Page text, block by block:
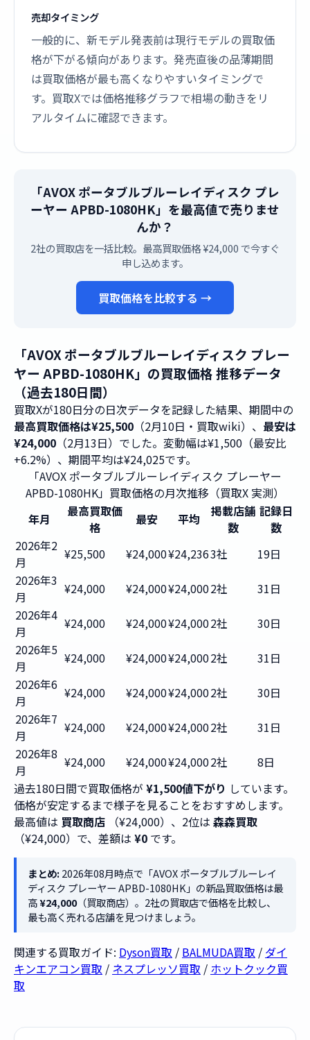
売却タイミング
一般的に、新モデル発表前は現行モデルの買取価
格が下がる傾向があります。発売直後の品薄期間
は買取価格が最も高くなりやすいタイミングで
す。買取Xでは価格推移グラフで相場の動きをリ
アルタイムに確認できます。
「AVOX ポータブルブルーレイディスク プレ
ーヤー APBD-1080HK」を最高値で売りませ
んか？
2社の買取店を一括比較。最高買取価格 ¥24,000 で今すぐ
申し込めます。
買取価格を比較する →
「AVOX ポータブルブルーレイディスク プレー
ヤー APBD-1080HK」の買取価格 推移データ
（過去180日間）
買取Xが180日分の日次データを記録した結果、期間中の
最高買取価格は¥25,500 （2月10日・買取wiki）、 最安は
¥24,000 （2月13日）でした。変動幅は¥1,500（最安比
+6.2%）、期間平均は¥24,025です。
「AVOX ポータブルブルーレイディスク プレーヤー
APBD-1080HK」買取価格の月次推移（買取X 実測）
年月
最高買取価
格
最安 平均
掲載店舗
数
記録日
数
2026年2
月
¥25,500 ¥24,000¥24,2363社
19日
2026年3
月
¥24,000 ¥24,000¥24,0002社
31日
2026年4
月
¥24,000 ¥24,000¥24,0002社
30日
2026年5
月
¥24,000 ¥24,000¥24,0002社
31日
2026年6
月
¥24,000 ¥24,000¥24,0002社
30日
2026年7
月
¥24,000 ¥24,000¥24,0002社
31日
2026年8
月
¥24,000 ¥24,000¥24,0002社
8日
過去180日間で買取価格が ¥1,500値下がり しています。
価格が安定するまで様子を見ることをおすすめします。
最高値は 買取商店 （¥24,000）、2位は 森森買取
（¥24,000）で、差額は ¥0 です。
まとめ:2026年08月時点で「AVOX ポータブルブルーレイ
ディスク プレーヤー APBD-1080HK」の新品買取価格は最
高¥24,000（買取商店）。2社の買取店で価格を比較し、
最も高く売れる店舗を見つけましょう。
関連する買取ガイド: Dyson買取 / BALMUDA買取 / ダイ
キンエアコン買取 / ネスプレッソ買取 / ホットクック買
取